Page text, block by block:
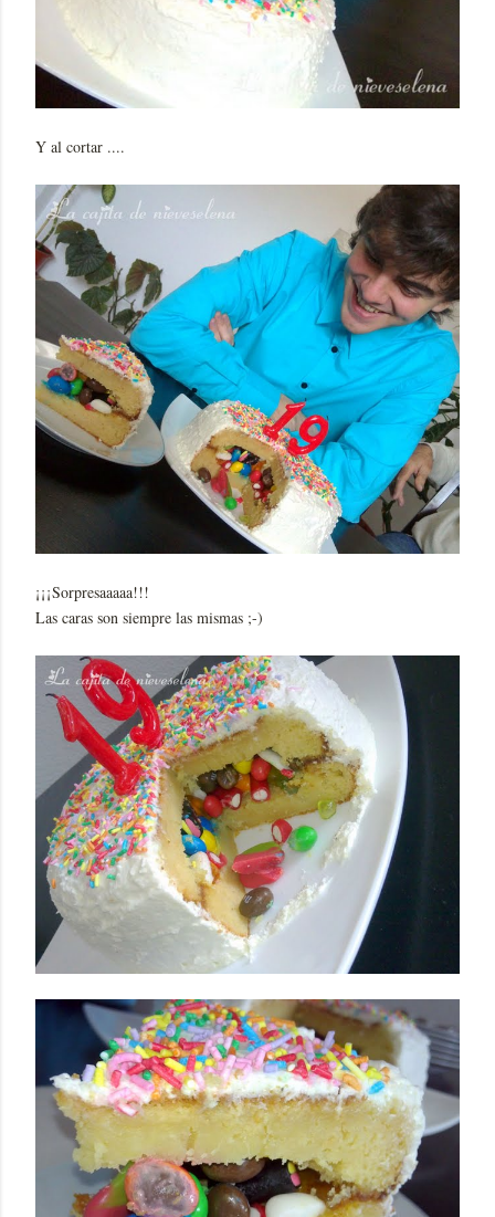
Y al cortar ....
¡¡¡Sorpresaaaaa!!!
Las caras son siempre las mismas ;-)